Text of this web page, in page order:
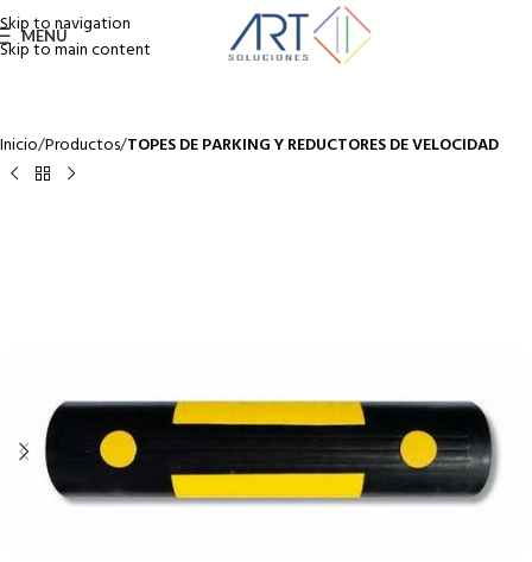
Skip to navigation
Skip to main content
MENÚ
Inicio Productos TOPES DE PARKING Y REDUCTORES DE VELOCIDAD